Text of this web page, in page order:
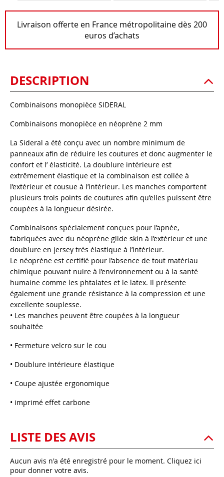
Livraison offerte en France métropolitaine dès 200
euros d’achats
DESCRIPTION
Combinaisons monopièce SIDERAL
Combinaisons monopièce en néoprène 2 mm
La Sideral a été conçu avec un nombre minimum de
panneaux afin de réduire les coutures et donc augmenter le
confort et l’ élasticité. La doublure intérieure est
extrêmement élastique et la combinaison est collée à
l’extérieur et cousue à l’intérieur. Les manches comportent
plusieurs trois points de coutures afin qu’elles puissent être
coupées à la longueur désirée.
Combinaisons spécialement conçues pour l’apnée,
fabriquées avec du néoprène glide skin à l’extérieur et une
doublure en jersey trés élastique à l’intérieur.
Le néoprène est certifié pour l’absence de tout matériau
chimique pouvant nuire à l’environnement ou à la santé
humaine comme les phtalates et le latex. Il présente
également une grande résistance à la compression et une
excellente souplesse.
• Les manches peuvent être coupées à la longueur
souhaitée
• Fermeture velcro sur le cou
• Doublure intérieure élastique
• Coupe ajustée ergonomique
• imprimé effet carbone
LISTE DES AVIS
Aucun avis n'a été enregistré pour le moment. Cliquez ici
pour donner votre avis.